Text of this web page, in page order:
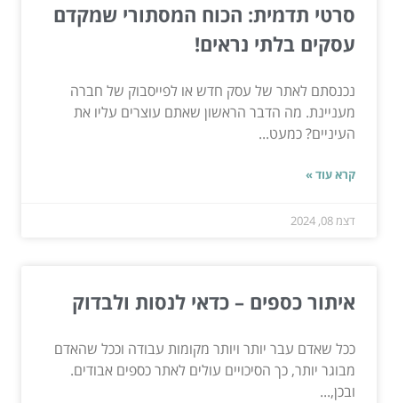
סרטי תדמית: הכוח המסתורי שמקדם
עסקים בלתי נראים!
נכנסתם לאתר של עסק חדש או לפייסבוק של חברה
מעניינת. מה הדבר הראשון שאתם עוצרים עליו את
העיניים? כמעט...
קרא עוד »
דצמ 08, 2024
איתור כספים – כדאי לנסות ולבדוק
ככל שאדם עבר יותר ויותר מקומות עבודה וככל שהאדם
מבוגר יותר, כך הסיכויים עולים לאתר כספים אבודים.
ובכן,...